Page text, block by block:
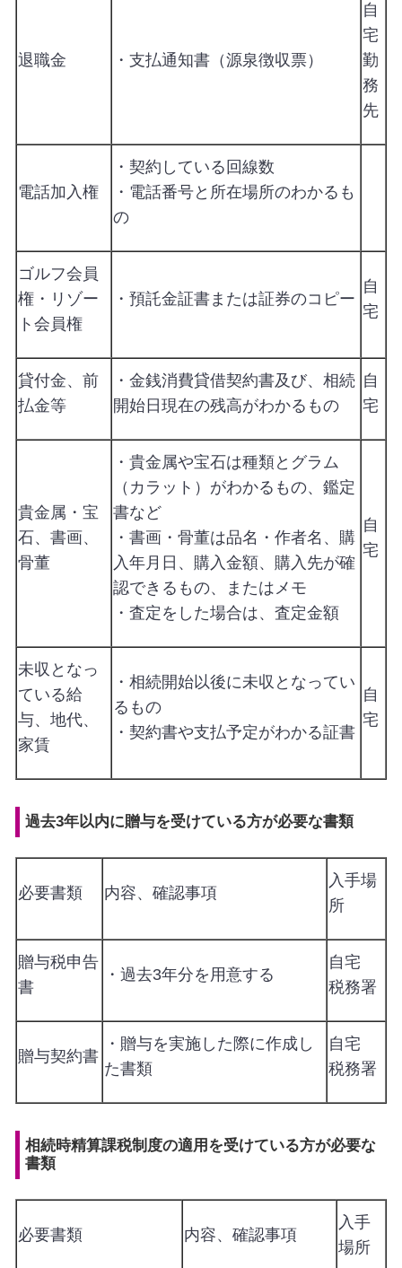
退職金 ・支払通知書（源泉徴収票）
自
宅
勤
務
先
電話加入権
・契約している回線数
・電話番号と所在場所のわかるも
の
ゴルフ会員
権・リゾー
ト会員権
・預託金証書または証券のコピー
自
宅
貸付金、前
払金等
・金銭消費貸借契約書及び、相続
開始日現在の残高がわかるもの
自
宅
貴金属・宝
石、書画、
骨董
・貴金属や宝石は種類とグラム
（カラット）がわかるもの、鑑定
書など
・書画・骨董は品名・作者名、購
入年月日、購入金額、購入先が確
認できるもの、またはメモ
・査定をした場合は、査定金額
自
宅
未収となっ
ている給
与、地代、
家賃
・相続開始以後に未収となってい
るもの
・契約書や支払予定がわかる証書
自
宅
過去3年以内に贈与を受けている方が必要な書類
必要書類 内容、確認事項
入手場
所
贈与税申告
書
・過去3年分を用意する
自宅
税務署
贈与契約書
・贈与を実施した際に作成し
た書類
自宅
税務署
相続時精算課税制度の適用を受けている方が必要な
書類
必要書類 内容、確認事項
入手
場所